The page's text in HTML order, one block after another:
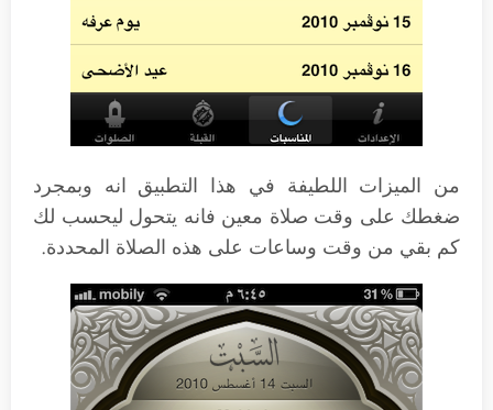
من الميزات اللطيفة في هذا التطبيق انه وبمجرد
ضغطك على وقت صلاة معين فانه يتحول ليحسب لك
كم بقي من وقت وساعات على هذه الصلاة المحددة.